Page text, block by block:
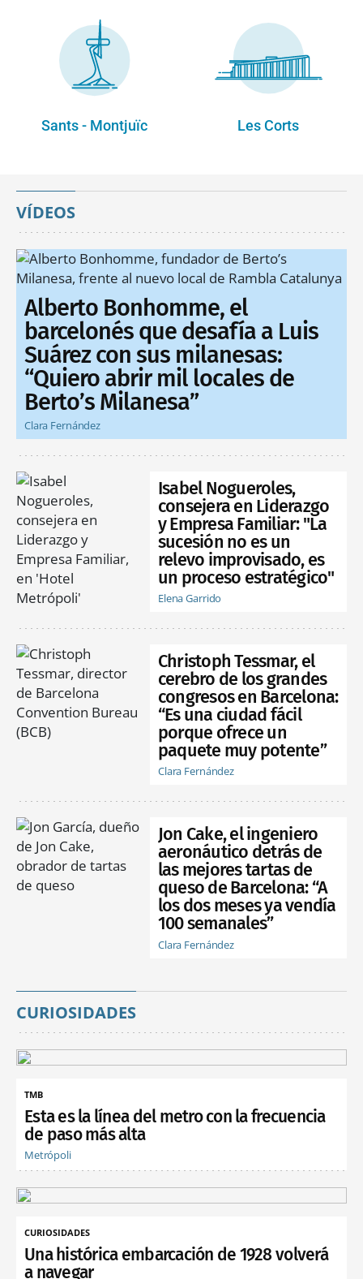
Sants - Montjuïc Les Corts
VÍDEOS
Alberto Bonhomme, el
barcelonés que desafía a Luis
Suárez con sus milanesas:
“Quiero abrir mil locales de
Berto’s Milanesa”
Clara Fernández
Isabel Nogueroles,
consejera en Liderazgo
y Empresa Familiar: "La
sucesión no es un
relevo improvisado, es
un proceso estratégico"
Elena Garrido
Christoph Tessmar, el
cerebro de los grandes
congresos en Barcelona:
“Es una ciudad fácil
porque ofrece un
paquete muy potente”
Clara Fernández
Jon Cake, el ingeniero
aeronáutico detrás de
las mejores tartas de
queso de Barcelona: “A
los dos meses ya vendía
100 semanales”
Clara Fernández
CURIOSIDADES
TMB
Esta es la línea del metro con la frecuencia
de paso más alta
Metrópoli
CURIOSIDADES
Una histórica embarcación de 1928 volverá
a navegar